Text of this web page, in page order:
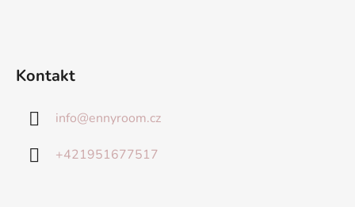
Kontakt
info@ennyroom.cz
+421951677517